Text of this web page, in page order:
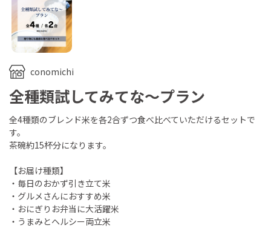
conomichi
全種類試してみてな～プラン
全4種類のブレンド米を各2合ずつ食べ比べていただけるセットで
す。
茶碗約15杯分になります。
【お届け種類】
・毎日のおかず引き立て米
・グルメさんにおすすめ米
・おにぎりお弁当に大活躍米
・うまみとヘルシー両立米